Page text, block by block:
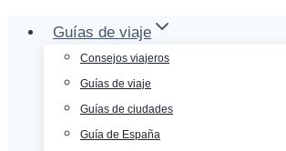
Saltar
contenido
Guías de viaje
Consejos viajeros
Guías de viaje
Guías de ciudades
Guía de España